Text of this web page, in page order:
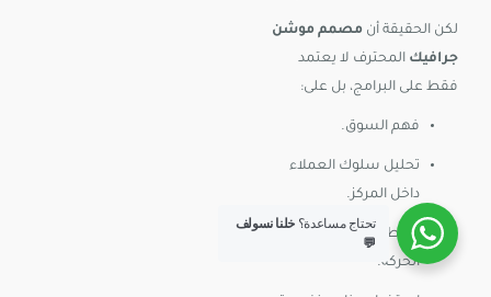
لكن الحقيقة أن مصمم موشن
جرافيك المحترف لا يعتمد
فقط على البرامج، بل على:
فهم السوق.
تحليل سلوك العملاء
داخل المركز.
ضبط الإيقاع البصري مع
الحركة.
تحتاج مساعدة؟ خلنا نسولف
💬